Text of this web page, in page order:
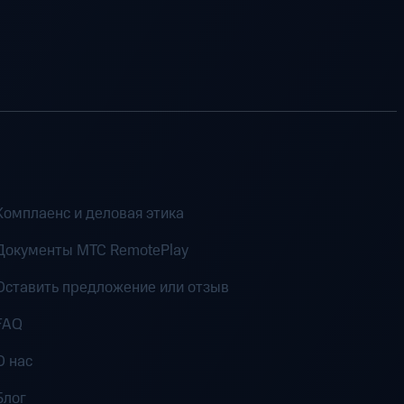
и деловая этика
MTC RemotePlay
предложение или отзыв
нас